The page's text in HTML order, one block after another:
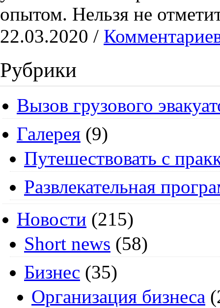
опытом. Нельзя не
22.03.2020 /
Рубрики
Вызов грузового
Галерея (9)
Путешествовать с
Развлекательная
Новости (215)
Short news (58)
Бизнес (35)
Организация бизнеса